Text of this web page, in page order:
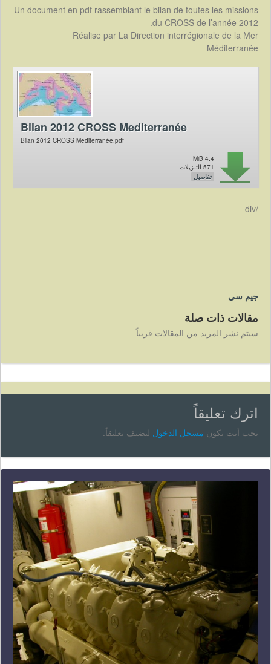
Un document en pdf rassemblant le bilan de toutes les missions
du CROSS de l’année 2012.
Réalise par La Direction interrégionale de la Mer
Méditerranée
Bilan 2012 CROSS Mediterranée
Bilan 2012 CROSS Mediterranée.pdf
4.4 MiB
571 التنزيلات
تفاصيل
/div
جيم سي
مقالات ذات صلة
سيتم نشر المزيد من المقالات قريباً
اترك تعليقاً
يجب أنت تكون مسجل الدخول لتضيف تعليقاً.